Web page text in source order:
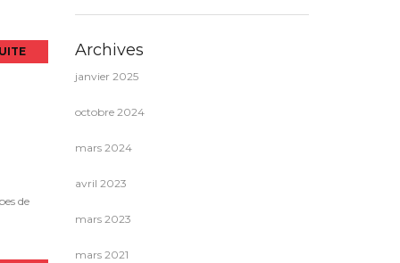
de
Archives
janvier 2025
octobre 2024
mars 2024
avril 2023
mars 2023
mars 2021